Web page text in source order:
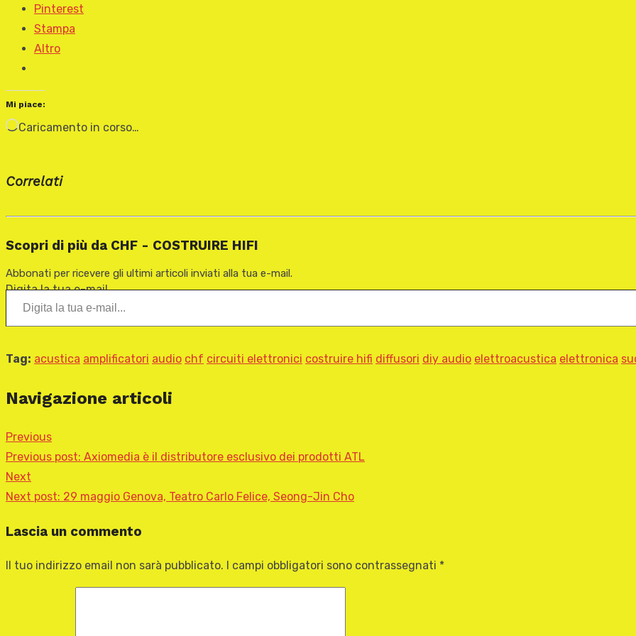
Pinterest
Stampa
Altro
Mi piace:
Caricamento in corso…
Correlati
Scopri di più da CHF - COSTRUIRE HIFI
Abbonati per ricevere gli ultimi articoli inviati alla tua e-mail.
Digita la tua e-mail...
Tag: acustica amplificatori audio chf circuiti elettronici costruire hifi diffusori diy audio elettroacustica elettronica
Navigazione articoli
Previous
Previous post: Axiomedia è il distributore esclusivo dei prodotti ATL
Next
Next post: 29 maggio Genova, Teatro Carlo Felice, Seong-Jin Cho
Lascia un commento
Il tuo indirizzo email non sarà pubblicato. I campi obbligatori sono contrassegnati *